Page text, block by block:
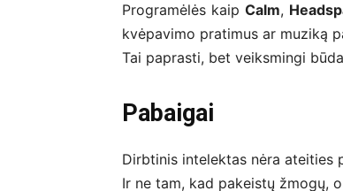
Programėlės kaip Calm,
kvėpavimo pratimus ar muziką
Tai paprasti, bet veiksmingi
Pabaigai
Dirbtinis intelektas nėra ateities
Ir ne tam, kad pakeistų žmogų,